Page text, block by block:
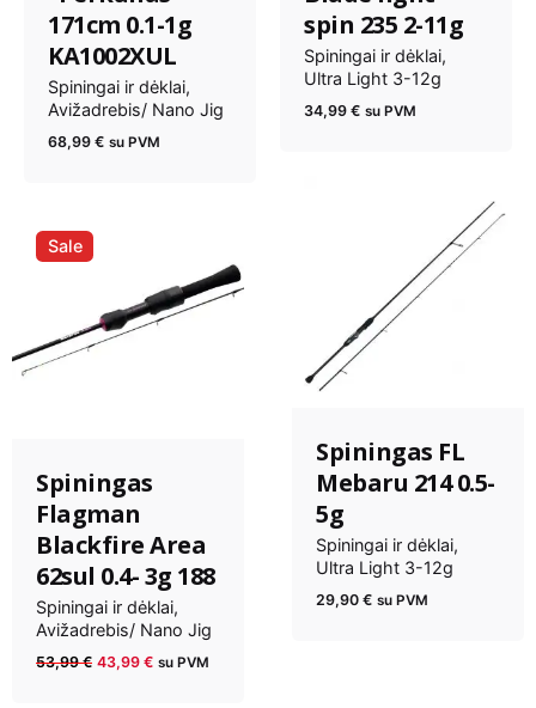
171cm 0.1-1g
KA1002XUL
Spiningai ir dėklai
Avižadrebis/ Nano Jig
68,99 € su PVM
spin 235 2-11g
Spiningai ir dėklai
Ultra Light 3-12g
34,99 € su PVM
Spiningas FL
Mebaru 214 0.5-
5g
Spiningai ir dėklai
Ultra Light 3-12g
29,90 € su PVM
Sale
Spiningas
Flagman
Blackfire Area
62sul 0.4- 3g 188
Spiningai ir dėklai
Avižadrebis/ Nano Jig
53,99€ Anksčiau
43,99 €Dabartinė
su PVM